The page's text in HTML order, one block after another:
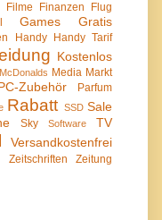
Filme Finanzen Flug
Games
Gratis
Handy Handy Tarif
Kostenlos
McDonalds Media Markt
Zubehör
Parfum
Rabatt SSD Sale
Sky Software
TV
Versandkostenfrei
Zeitschriften
Zeitung